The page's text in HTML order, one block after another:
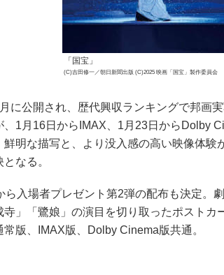
「国宝」
(C)吉田修一／朝日新聞出版 (C)2025 映画「国宝」製作委員会
に公開され、歴代興収ランキングで邦画
、1月16日からIMAX、1月23日からDolby
鮮明な描写と、より没入感の高い映像体験
なる。
ら入場者プレゼント第2弾の配布も決定。
寺」「鷺娘」の演目を切り取ったポストカ
常版、IMAX版、Dolby Cinema版共通。